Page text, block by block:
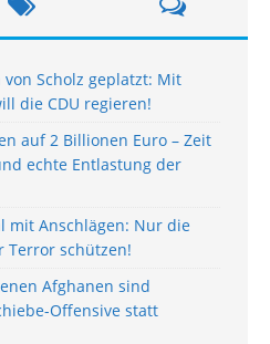
Scholz geplatzt: Mit
die CDU regieren!
auf 2 Billionen Euro – Zeit
echte Entlastung der
mit Anschlägen: Nur die
Terror schützen!
Afghanen sind
Offensive statt